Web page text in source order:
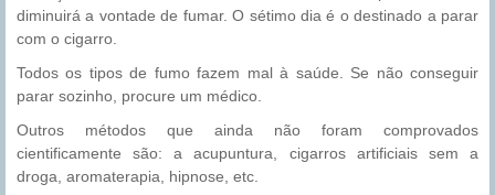
diminuirá a vontade de fumar. O sétimo dia é o destinado a parar
com o cigarro.
Todos os tipos de fumo fazem mal à saúde. Se não conseguir
parar sozinho, procure um médico.
Outros métodos que ainda não foram comprovados
cientificamente são: a acupuntura, cigarros artificiais sem a
droga, aromaterapia, hipnose, etc.